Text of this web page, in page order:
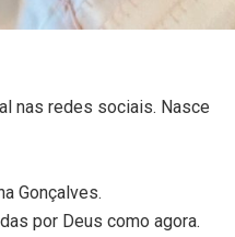
nas redes sociais. Nasce
Gonçalves.
por Deus como agora.